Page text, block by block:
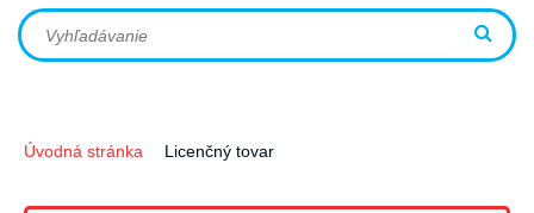
Úvodná stránka Licenčný tovar